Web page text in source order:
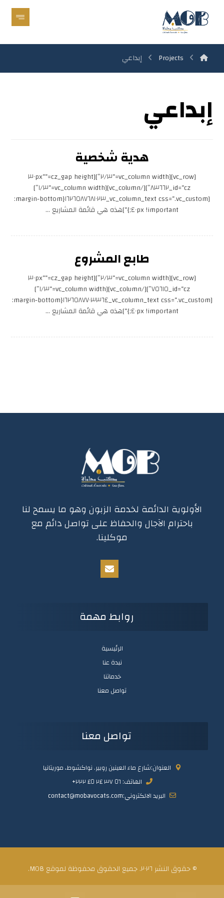
Projects إبداعي
إبداعي
هدية شخصية
[vc_row][vc_column width=”٢/٣″][cz_gap height=”٣٠px”
id=”cz_٨٣٦٦٢″][/vc_column][vc_column width=”١/٣″]
[vc_column_text css=”.vc_custom_١٦٢٦٥٨٧٦٨١٠٢٣{margin-bottom:
٤٠px !important;}”]هذه هي قائمة المشاريع ...
طابع المشروع
[vc_row][vc_column width=”٢/٣″][cz_gap height=”٣٠px”
id=”cz_٧٥٦١٥″][/vc_column][vc_column width=”١/٣″]
[vc_column_text css=”.vc_custom_١٦٢٦٥٨٧٧٠٣٣٦٤{margin-bottom:
٤٠px !important;}”]هذه هي قائمة المشاريع ...
الأولوية الدائمة لخدمة الزبون وهو ما يسمح لنا
باحترام الآجال والحفاظ على تواصل دائم مع
موكلينا.
روابط مهمة
الرئيسية
نبدة عنا
خدماتنا
تواصل معنا
تواصل معنا
العنوان:شارع ماء العينين روبير. نواكشوط، موريتانيا
الهاتف: ٥٦ ٣٧ ٢٤ ٤٥ ٢٢٢+
البريد الالكتروني:contact@mobavocats.com
© حقوق النشر ٢٠٢٦. جميع الحقوق محفوظة لموقع MOB.